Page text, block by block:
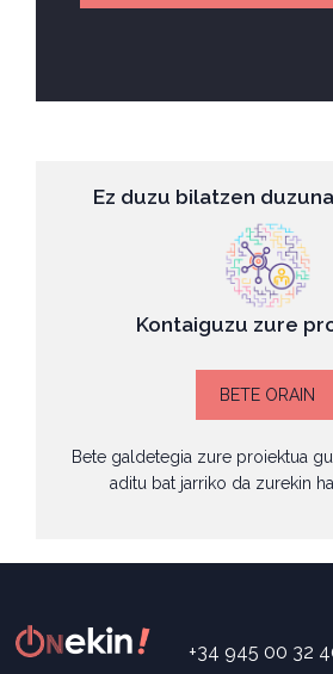
Ez duzu bilatzen
Kontaiguzu zure
BETE ORAIN
Bete galdetegia zure proiektua
aditu bat jarriko da zurekin
+34 945 00 32